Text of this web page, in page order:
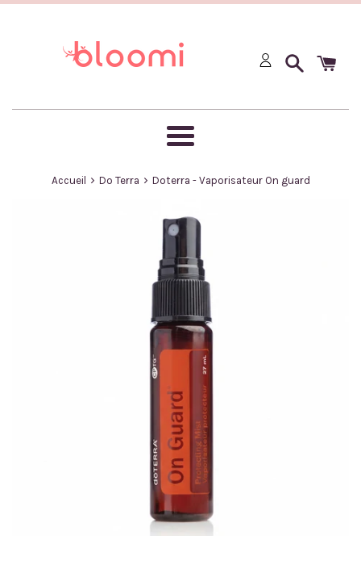
Passer
Menu
Accueil › Do Terra › Doterra - Vaporisateur On guard